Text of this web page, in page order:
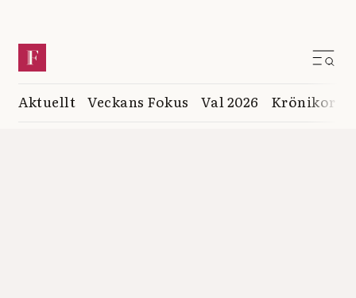
Aktuellt Veckans Fokus Val 2026 Krönikor